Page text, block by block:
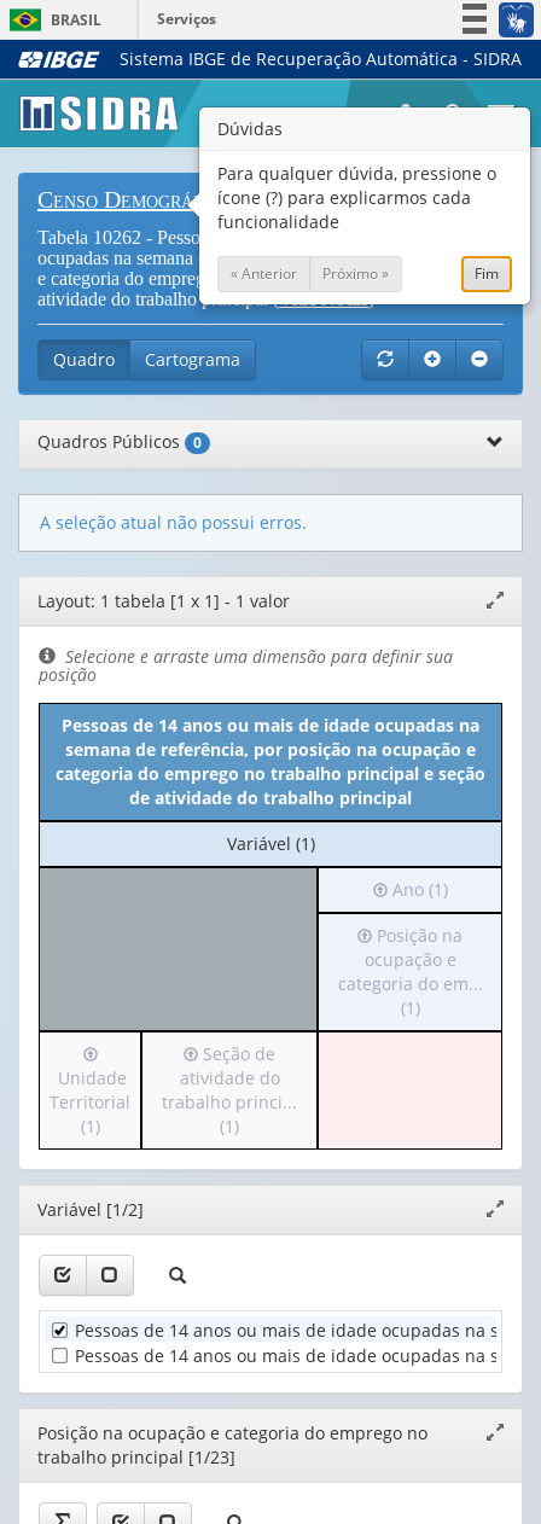
BRASIL
Serviços
Simplifique!
Legislação
Canais
Sistema IBGE de Recuperação Automática - SIDRA
Censo Demográfico
Tabela 10262 - Pessoas de 14 anos ou mais de idade
ocupadas na semana de referência, por posição na ocupação
e categoria do emprego no trabalho principal e seção de
atividade do trabalho principal (Vide Notas)
Quadro Cartograma
Quadros Públicos 0
A seleção atual não possui erros.
Editor
de
layout
janela
Layout: 1 tabela [1 x 1] - 1 valor
Selecione e arraste uma dimensão para definir sua
posição
Pessoas de 14 anos ou mais de idade ocupadas na
semana de referência, por posição na ocupação e
categoria do emprego no trabalho principal e seção
de atividade do trabalho principal
No
cabeçalho:
Variável (1)
Irá
para
o
cabeçalho
(possui
apenas
1
Ano (1)
Irá
para
o
cabeçalho
(possui
Posição
na
(1)
Posição na
ocupação e
categoria do em...
(1)
Irá
para
o
cabeçalho
(possui
apenas
valor):
Unidade
Territorial
(1)
Unidade
Territorial
(1)
Irá
para
o
cabeçalho
(possui
apenas
Seção
atividade
do
trabalho
princi...
(1)
Seção de
atividade do
trabalho princi...
(1)
Editor
janela
Variável [1/2]
Pessoas de 14 anos ou mais de idade ocupadas na
Pessoas de 14 anos ou mais de idade ocupadas na
Editor
Posição na ocupação e categoria do emprego no
trabalho principal [1/23]
Dúvidas
Para qualquer dúvida, pressione o
ícone (?) para explicarmos cada
funcionalidade
« Anterior Próximo » Fim